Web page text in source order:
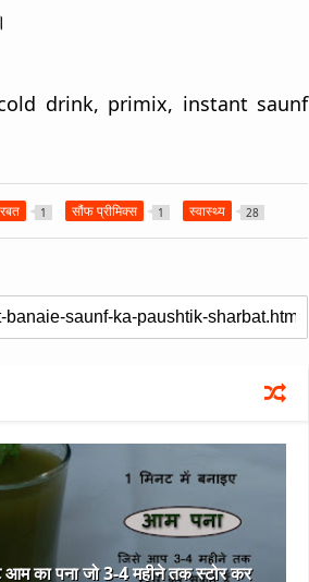
drink, primix, instant saunf
1 सौंफ प्रीमिक्स 1 स्वास्थ्य 28
का पना जो 3-4 महीने तक स्टोर कर